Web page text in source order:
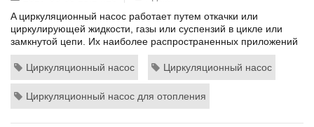
A циркуляционный насос работает путем откачки или
циркулирующей жидкости, газы или суспензий в цикле или
замкнутой цепи. Их наиболее распространенных приложений
циркулирующей воды в гидронической системы охлаждения
или нагрева системы. Поскольку материалы, которые они
насоса передвигаться в замкнутых цепей, они не тратят много
энергии. Например когда первоначально вода перекачивается
вверх, она ци...
Циркуляционный насос Циркуляционный насос
Циркуляционный насос для отопления